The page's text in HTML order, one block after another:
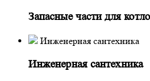
Запасные части для
Инженерная сантехника
Инженерная сантехника